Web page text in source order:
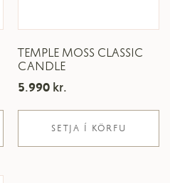
TEMPLE MOSS CLASSIC
CANDLE
5.990 kr.
SETJA Í KÖRFU